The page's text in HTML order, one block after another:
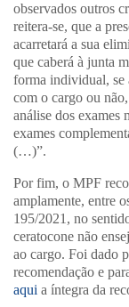
observados outros
reitera-se, que a
acarretará a sua
que caberá à junta
forma individual, se
com o cargo ou
análise dos exames
exames
(…)”.
Por fim, o MPF
amplamente, entre
195/2021, no
ceratocone não
ao cargo. Foi dado
recomendação e
aqui a íntegra da